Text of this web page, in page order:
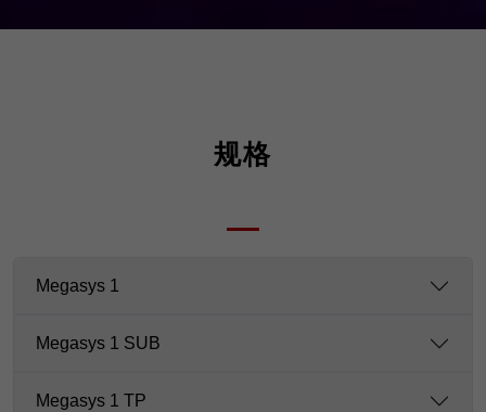
规格
Megasys 1
Megasys 1 SUB
Megasys 1 TP